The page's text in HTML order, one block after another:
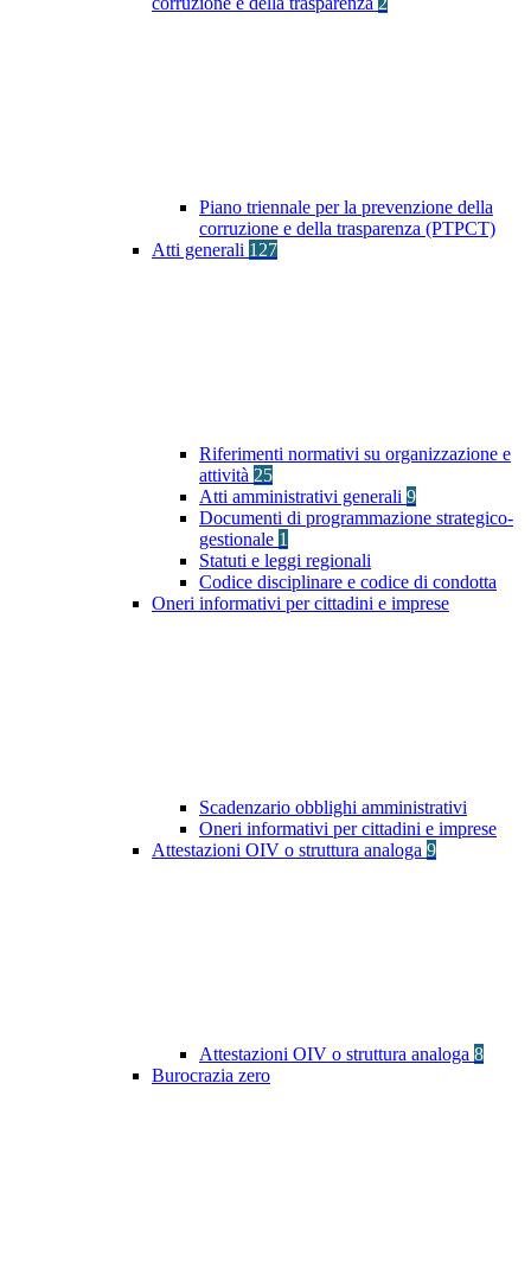
Piano triennale per la prevenzione della
corruzione e della trasparenza (PTPCT)
Atti generali 127
Riferimenti normativi su organizzazione e
attività 25
Atti amministrativi generali 9
Documenti di programmazione strategico-
gestionale 1
Statuti e leggi regionali
Codice disciplinare e codice di condotta
Oneri informativi per cittadini e imprese
Scadenzario obblighi amministrativi
Oneri informativi per cittadini e imprese
Attestazioni OIV o struttura analoga 9
Attestazioni OIV o struttura analoga 8
Burocrazia zero